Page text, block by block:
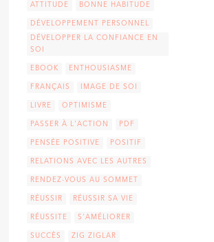
ATTITUDE BONNE HABITUDE
DÉVELOPPEMENT PERSONNEL
DÉVELOPPER LA CONFIANCE EN
SOI
EBOOK ENTHOUSIASME
FRANÇAIS IMAGE DE SOI
LIVRE OPTIMISME
PASSER À L'ACTION PDF
PENSÉE POSITIVE POSITIF
RELATIONS AVEC LES AUTRES
RENDEZ-VOUS AU SOMMET
RÉUSSIR RÉUSSIR SA VIE
RÉUSSITE S'AMÉLIORER
SUCCÈS ZIG ZIGLAR